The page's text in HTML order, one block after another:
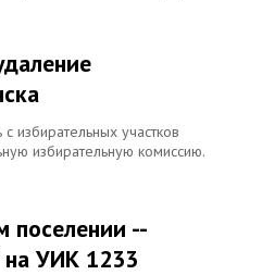
избирательных участков
избирательную комиссию.
поселении --
на УИК 1233